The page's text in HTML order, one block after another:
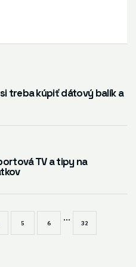
treba kúpiť dátový balík a
TV a tipy na
5 6 ... 32